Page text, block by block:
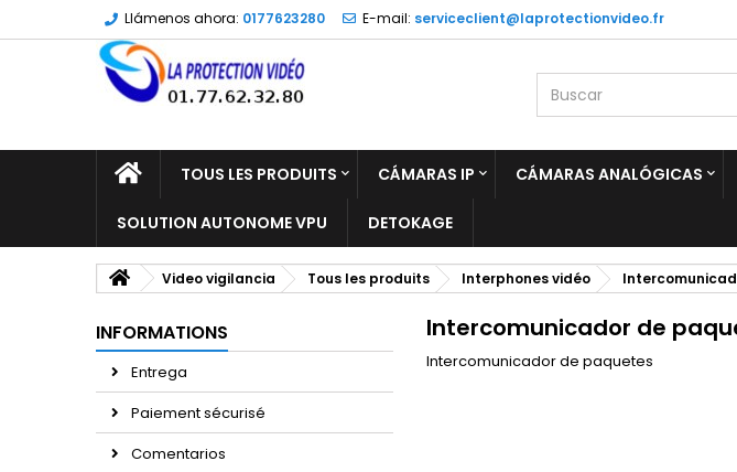
Llámenos ahora: 0177623280 E-mail: serviceclient@laprotectionvideo.fr
TOUS LES PRODUITS CÁMARAS IP CÁMARAS ANALÓGICAS
SOLUTION AUTONOME VPU DETOKAGE
Video vigilancia Tous les produits Interphones vidéo
INFORMATIONS
Entrega
Paiement sécurisé
Comentarios
Intercomunicador de
Intercomunicador de paquetes